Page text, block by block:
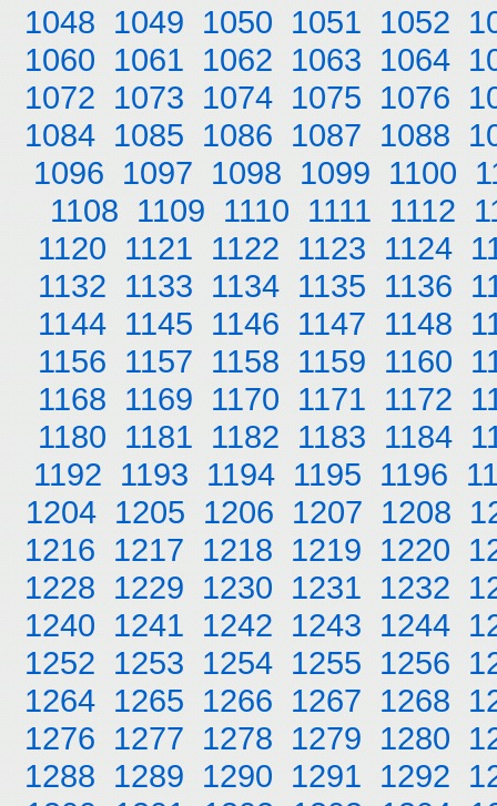
1048 1049 1050 1051 1052
1060 1061 1062 1063 1064
1072 1073 1074 1075 1076
1084 1085 1086 1087 1088
1096 1097 1098 1099 1100
1108 1109 1110 1111 1112
1120 1121 1122 1123 1124
1132 1133 1134 1135 1136
1144 1145 1146 1147 1148
1156 1157 1158 1159 1160
1168 1169 1170 1171 1172
1180 1181 1182 1183 1184
1192 1193 1194 1195 1196
1204 1205 1206 1207 1208
1216 1217 1218 1219 1220
1228 1229 1230 1231 1232
1240 1241 1242 1243 1244
1252 1253 1254 1255 1256
1264 1265 1266 1267 1268
1276 1277 1278 1279 1280
1288 1289 1290 1291 1292